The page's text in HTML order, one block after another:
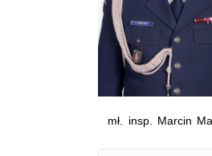
mł. insp. Marcin